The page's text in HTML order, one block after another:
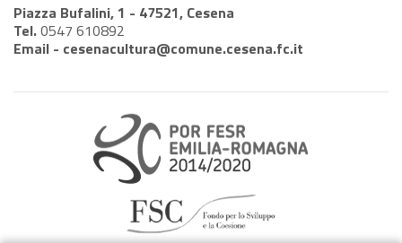
Piazza Bufalini, 1 - 47521, Cesena
Tel.0547 610892
Email - cesenacultura@comune.cesena.fc.it